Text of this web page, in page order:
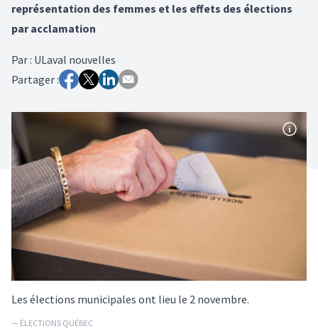
représentation des femmes et les effets des élections
par acclamation
Par: ULaval nouvelles
Partager :
Les élections municipales ont lieu le 2 novembre.
— ÉLECTIONS QUÉBEC